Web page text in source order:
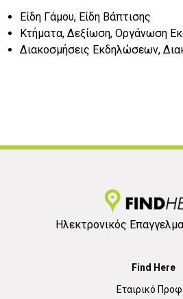
Είδη Γάμου, Είδη Βάπτισης
Κτήματα, Δεξίωση, Οργάνωση
Διακοσμήσεις Εκδηλώσεων,
Ηλεκτρονικός
Find Here
Εταιρικό